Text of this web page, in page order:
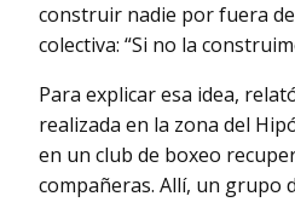
construir nadie por fuera
colectiva: “Si no la
Para explicar esa idea,
realizada en la zona del
en un club de boxeo
compañeras. Allí, un grupo